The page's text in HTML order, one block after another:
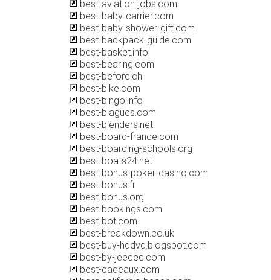
best-aviation-jobs.com
best-baby-carrier.com
best-baby-shower-gift.com
best-backpack-guide.com
best-basket.info
best-bearing.com
best-before.ch
best-bike.com
best-bingo.info
best-blagues.com
best-blenders.net
best-board-france.com
best-boarding-schools.org
best-boats24.net
best-bonus-poker-casino.com
best-bonus.fr
best-bonus.org
best-bookings.com
best-bot.com
best-breakdown.co.uk
best-buy-hddvd.blogspot.com
best-by-jeecee.com
best-cadeaux.com